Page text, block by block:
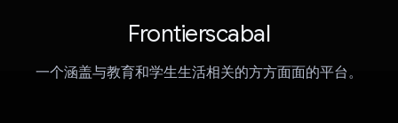
Frontierscabal
一个涵盖与教育和学生生活相关的方方面面的平台。